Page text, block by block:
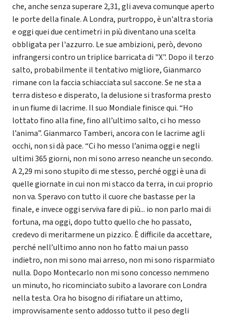
che, anche senza superare 2,31, gli aveva comunque aperto
le porte della finale. A Londra, purtroppo, è un'altra storia
e oggi quei due centimetri in più diventano una scelta
obbligata per l'azzurro. Le sue ambizioni, però, devono
infrangersi contro un triplice barricata di "X". Dopo il terzo
salto, probabilmente il tentativo migliore, Gianmarco
rimane con la faccia schiacciata sul saccone. Se ne sta a
terra disteso e disperato, la delusione si trasforma presto
in un fiume di lacrime. Il suo Mondiale finisce qui. “Ho
lottato fino alla fine, fino all’ultimo salto, ci ho messo
l’anima”. Gianmarco Tamberi, ancora con le lacrime agli
occhi, non si dà pace. “Ci ho messo l’anima oggi e negli
ultimi 365 giorni, non mi sono arreso neanche un secondo.
A 2,29 mi sono stupito di me stesso, perché oggi è una di
quelle giornate in cui non mi stacco da terra, in cui proprio
non va. Speravo con tutto il cuore che bastasse per la
finale, e invece oggi serviva fare di più... io non parlo mai di
fortuna, ma oggi, dopo tutto quello che ho passato,
credevo di meritarmene un pizzico. È difficile da accettare,
perché nell’ultimo anno non ho fatto mai un passo
indietro, non mi sono mai arreso, non mi sono risparmiato
nulla. Dopo Montecarlo non mi sono concesso nemmeno
un minuto, ho ricominciato subito a lavorare con Londra
nella testa. Ora ho bisogno di rifiatare un attimo,
improvvisamente sento addosso tutto il peso degli